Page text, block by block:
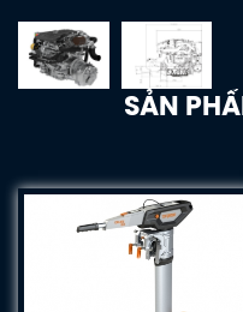
SẢN